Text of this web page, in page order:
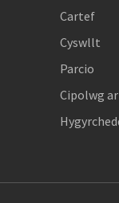
Cartef
Cyswllt
Parcio
Cipolwg